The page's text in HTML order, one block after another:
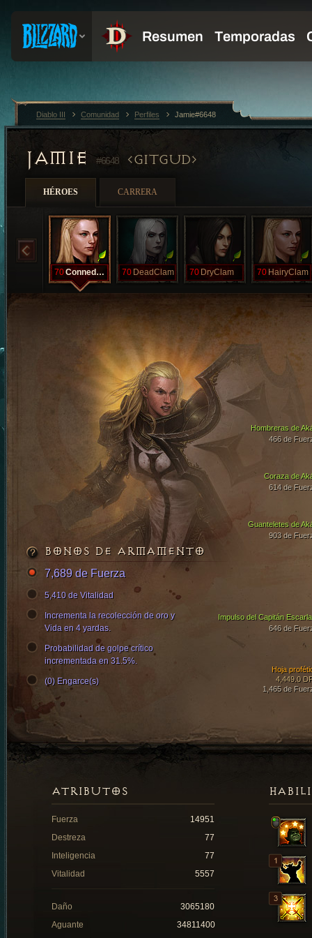
JAMIE #6648 GITGUD
HÉROES CARRERA
70 ConnedClam 70 DeadClam 70 DryClam 70 HairyClam
Coraza de
614 de
Guanteletes de
903 de
Hombreras de
466 de
Impulso del Capitán
646 de
Hoja
4,449.0
1,465 de
BONOS DE ARMAMENTO
7,689 de Fuerza
5,410 de Vitalidad
Incrementa la recolección de oro y
Vida en 4 yardas.
Probabilidad de golpe crítico
incrementada en 31.5%.
(0) Engarce(s)
ATRIBUTOS
Fuerza
14951
Destreza
77
Inteligencia
77
Vitalidad
5557
Daño
3065180
Aguante
34811400
Diablo III Comunidad Perfiles Jamie#6648